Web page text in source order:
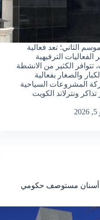
الثاني؛ تعد فعالية
الفعاليات الترفيهية
تتوافر الكثير من الانشطة
والصغار بفعالية
المشروعات السياحية
ونترلاند الكويت
أسنان مستوصف حكومي